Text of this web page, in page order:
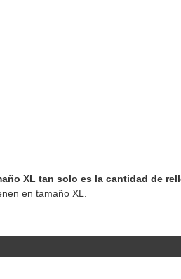
XL tan solo es la cantidad de
en tamaño XL.